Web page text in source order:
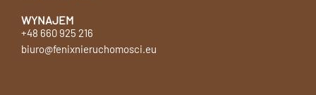
WYNAJEM
+48 660 925 216
biuro@fenixnieruchomosci.eu